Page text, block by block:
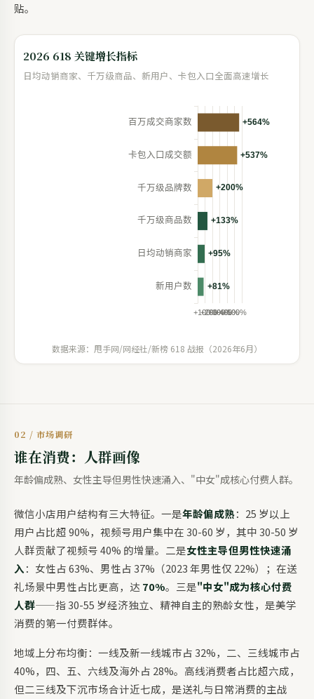
贴。
2026 618 关键增长指标
日均动销商家、千万级商品、新用户、卡包入口全面高速增长
数据来源：甩手网/网经社/新榜 618 战报（2026年6月）
02 / 市场调研
谁在消费：人群画像
年龄偏成熟、女性主导但男性快速涌入、"中女"成核心付费人群。
微信小店用户结构有三大特征。一是年龄偏成熟：25 岁以上
用户占比超 90%，视频号用户集中在 30-60 岁，其中 30-50 岁
人群贡献了视频号 40% 的增量。二是女性主导但男性快速涌
入：女性占 63%、男性占 37%（2023 年男性仅 22%）；在送
礼场景中男性占比更高，达 70%。三是"中女"成为核心付费
人群——指 30-55 岁经济独立、精神自主的熟龄女性，是美学
消费的第一付费群体。
地域上分布均衡：一线及新一线城市占 32%，二、三线城市占
40%，四、五、六线及海外占 28%。高线消费者占比超六成，
但二三线及下沉市场合计近七成，是送礼与日常消费的主战